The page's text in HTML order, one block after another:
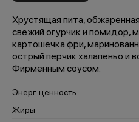
Хрустящая пита,
свежий огурчик и помидор,
картошечка фри,
острый перчик халапеньо и
Фирменным соусом.
Энерг. ценность
Жиры